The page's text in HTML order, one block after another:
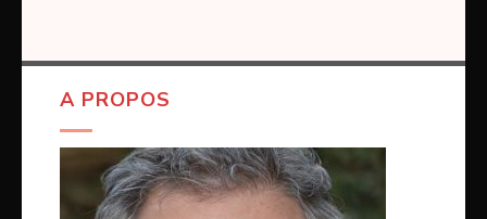
A PROPOS